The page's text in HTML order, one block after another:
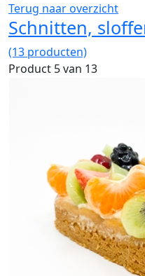
Terug naar overzicht
Schnitten,
(13 producten)
Product 5 van 13